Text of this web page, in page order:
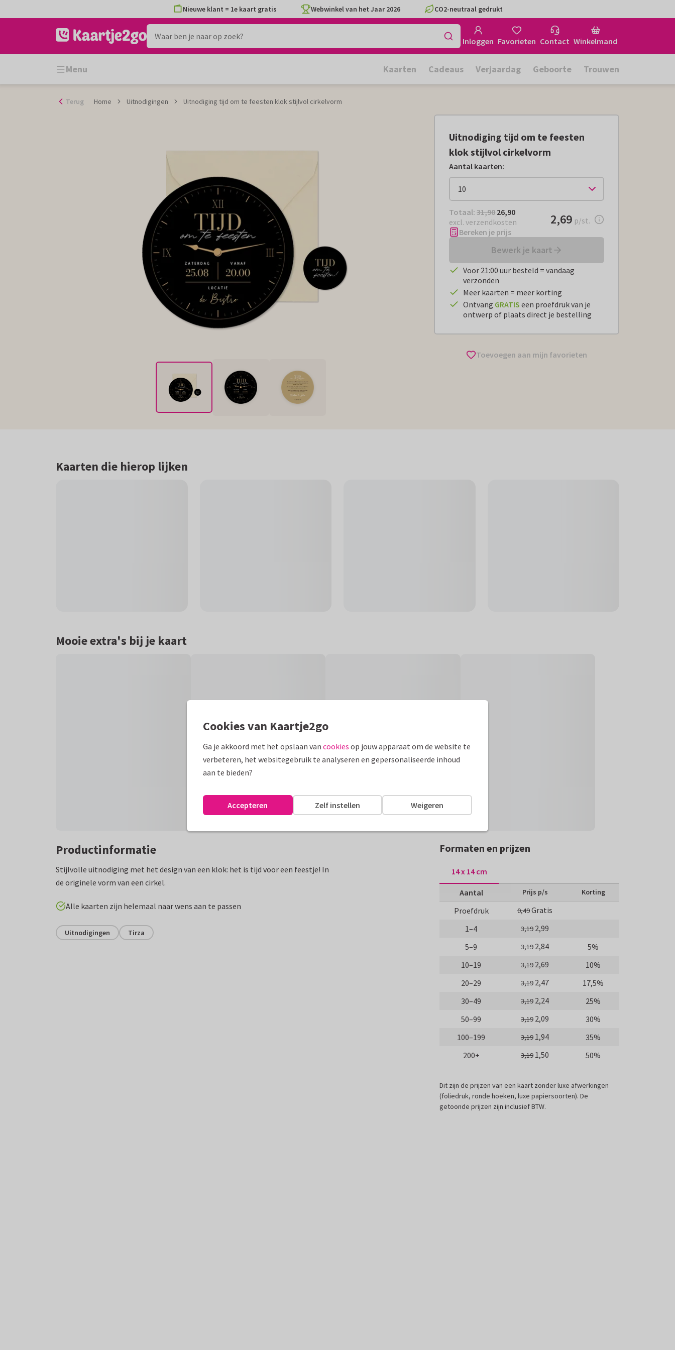
naar
Nieuwe klant = 1e kaart gratis Webwinkel van het Jaar 2026 CO2-neutraal gedrukt
Inloggen Favorieten Contact Winkelmand
Menu Kaarten Cadeaus Verjaardag Geboorte Trouwen
Terug Home Uitnodigingen Uitnodiging tijd om te feesten klok stijlvol cirkelvorm
Uitnodiging tijd om te feesten
klok stijlvol cirkelvorm
Aantal kaarten:
Totaal: € 26,90
Totaal: 31,90 26,90
excl. verzendkosten
€ 2,69per stuk
2,69 p/st.
Bereken je prijs
Bewerk je kaart
Voor 21:00 uur besteld = vandaag
verzonden
Meer kaarten = meer korting
Ontvang GRATIS een proefdruk van je
ontwerp of plaats direct je bestelling
Toevoegen aan mijn favorieten
Kaarten die hierop lijken
Mooie extra's bij je kaart
Productinformatie
Stijlvolle uitnodiging met het design van een klok: het is tijd voor een feestje! In
de originele vorm van een cirkel.
Alle kaarten zijn helemaal naar wens aan te passen
Uitnodigingen Tirza
Formaten en prijzen
14 x 14 cm
Aantal Prijs p/s Korting
Proefdruk 0,49Gratis
1–4
3,19 2,99
5–9
3,19 2,84
5%
10–19
3,19 2,69
10%
20–29
3,19 2,47
17,5%
30–49
3,19 2,24
25%
50–99
3,19 2,09
30%
100–199
3,19 1,94
35%
200+
3,19 1,50 50%
Dit zijn de prijzen van een kaart zonder luxe afwerkingen
(foliedruk, ronde hoeken, luxe papiersoorten). De
getoonde prijzen zijn inclusief BTW.
Cookies van Kaartje2go
Ga je akkoord met het opslaan van cookies op jouw apparaat om de website te
verbeteren, het websitegebruik te analyseren en gepersonaliseerde inhoud
aan te bieden?
Weigeren
Zelf instellen
Accepteren